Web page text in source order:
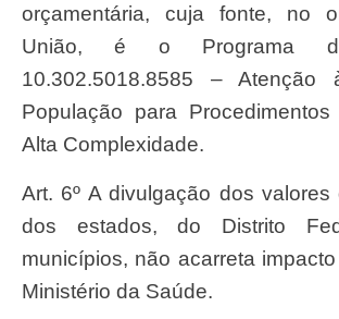
orçamentária, cuja fonte, no
União, é o Programa
10.302.5018.8585 –
População para
Alta Complexidade.
Art. 6º A divulgação dos valores do Teto MAC
dos estados, do Distrito
municípios, não acarreta
Ministério da Saúde.